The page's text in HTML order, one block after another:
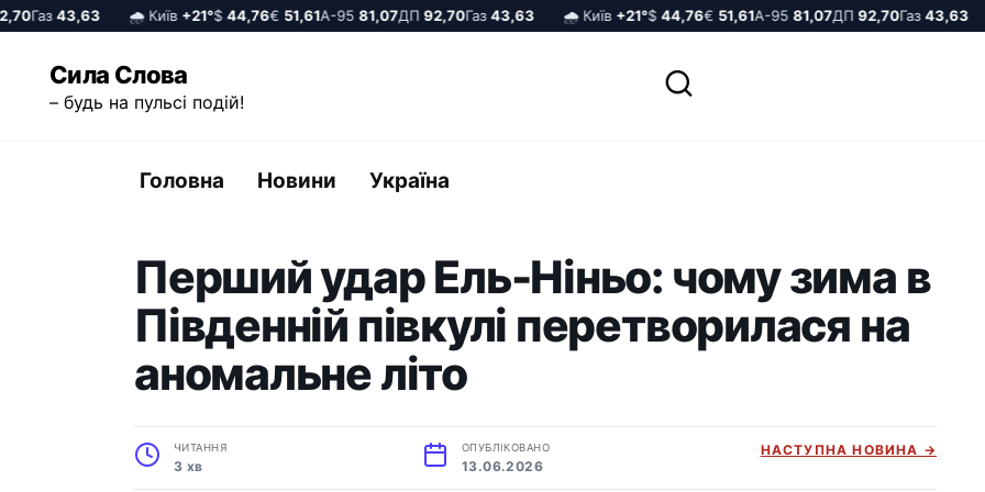
Газ43,63 🌧️ Київ+21°$44,76€51,61А-9581,07ДП92,70Газ43,63 🌧️ Київ+21°$44,76€51,61А-9581,07ДП92,70Газ43,63
вмісту
Сила Слова
– будь на пульсі подій!
Головна Новини Україна
Перший удар Ель-Ніньо: чому зима в
Південній півкулі перетворилася на
аномальне літо
ЧИТАННЯ
3 хв
ОПУБЛІКОВАНО
13.06.2026
НАСТУПНА НОВИНА →